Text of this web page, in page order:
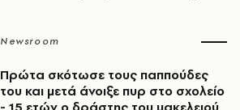
Newsroom
Πρώτα σκότωσε τους παππούδες
του και μετά άνοιξε πυρ στο σχολείο